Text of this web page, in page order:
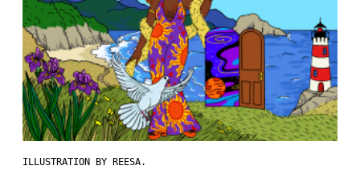
ILLUSTRATION BY REESA.